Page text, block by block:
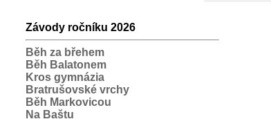
Závody ročníku 2026
Běh za břehem
Běh Balatonem
Kros gymnázia
Bratrušovské vrchy
Běh Markovicou
Na Baštu